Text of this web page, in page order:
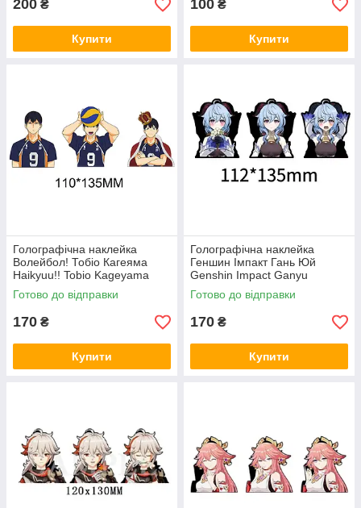
200 ₴
Купити
100 ₴
Купити
Голографічна наклейка
Волейбол! Тобіо Кагеяма
Haikyuu!! Tobio Kageyama
Готово до відправки
170 ₴
Купити
Голографічна наклейка
Геншин Імпакт Гань Юй
Genshin Impact Ganyu
112x135 мм
Готово до відправки
170 ₴
Купити